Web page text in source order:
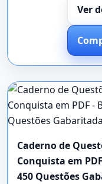
Ver
Caderno de
Conquista em
450 Questões